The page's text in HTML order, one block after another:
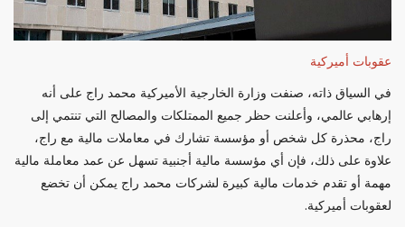
عقوبات أميركية
في السياق ذاته، صنفت وزارة الخارجية الأميركية محمد راج على أنه
إرهابي عالمي، وأعلنت حظر جميع الممتلكات والمصالح التي تنتمي إلى
راج، محذرة كل شخص أو مؤسسة تشارك في معاملات مالية مع راج،
علاوة على ذلك، فإن أي مؤسسة مالية أجنبية تسهل عن عمد معاملة مالية
مهمة أو تقدم خدمات مالية كبيرة لشركات محمد راج يمكن أن تخضع
لعقوبات أميركية.